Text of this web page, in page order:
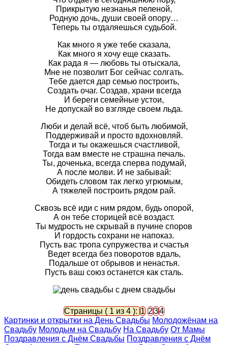
Прикрытую незнанья пеленой,
Родную дочь, души своей опору…
Теперь ты отдаляешься судьбой.
Как много я уже тебе сказала,
Как много я хочу еще сказать.
Как рада я — любовь ты отыскала,
Мне не позволит Бог сейчас солгать.
Тебе дается дар семью построить,
Создать очаг. Создав, храни всегда
И береги семейные устои,
Не допускай во взгляде своем льда.
Люби и делай всё, чтоб быть любимой,
Поддерживай и просто вдохновляй.
Тогда и ты окажешься счастливой,
Тогда вам вместе не страшна печаль.
Ты, доченька, всегда сперва подумай,
А после молви. И не забывай:
Обидеть словом так легко угрюмым,
А тяжелей построить рядом рай.
Сквозь всё иди с ним рядом, будь опорой,
А он тебе сторицей всё воздаст.
Ты мудрость не скрывай в пучине споров
И гордость сохрани не напоказ.
Пусть вас тропа супружества и счастья
Ведет всегда без поворотов вдаль,
Подальше от обрывов и ненастья.
Пусть ваш союз останется как сталь.
Страницы ( 1 из 4 ):1 234
Картинки и открытки на День Свадьбы Молодожёнам на
Свадьбу Молодым на Свадьбу На Свадьбу От Мамы
Поздравления с Днём Свадьбы Поздравления с Днём